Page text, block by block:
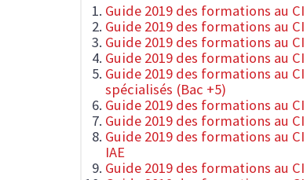
Guide 2019 des formations au
Guide 2019 des formations au
Guide 2019 des formations au
Guide 2019 des formations au
Guide 2019 des formations au
spécialisés (Bac +5)
Guide 2019 des formations au
Guide 2019 des formations au
Guide 2019 des formations au
IAE
Guide 2019 des formations au